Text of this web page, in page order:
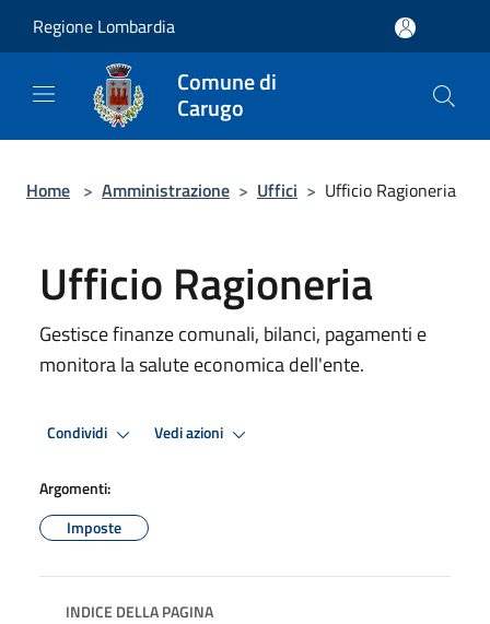
Regione Lombardia
Comune di
Carugo
Home > Amministrazione > Uffici > Ufficio Ragioneria
Ufficio Ragioneria
Gestisce finanze comunali, bilanci, pagamenti e
monitora la salute economica dell'ente.
Condividi Vedi azioni
Argomenti:
Imposte
INDICE DELLA PAGINA